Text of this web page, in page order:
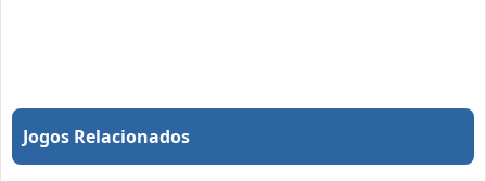
Jogos Relacionados